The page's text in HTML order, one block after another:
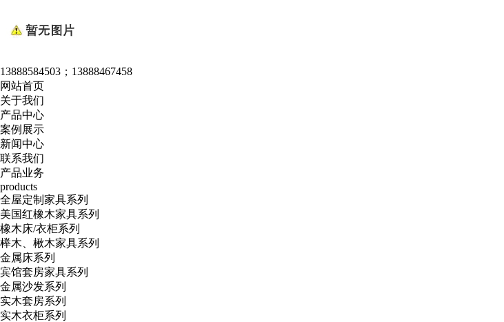
13888584503；13888467458
网站首页
关于我们
产品中心
案例展示
新闻中心
联系我们
产品业务
products
全屋定制家具系列
美国红橡木家具系列
橡木床/衣柜系列
榉木、楸木家具系列
金属床系列
宾馆套房家具系列
金属沙发系列
实木套房系列
实木衣柜系列